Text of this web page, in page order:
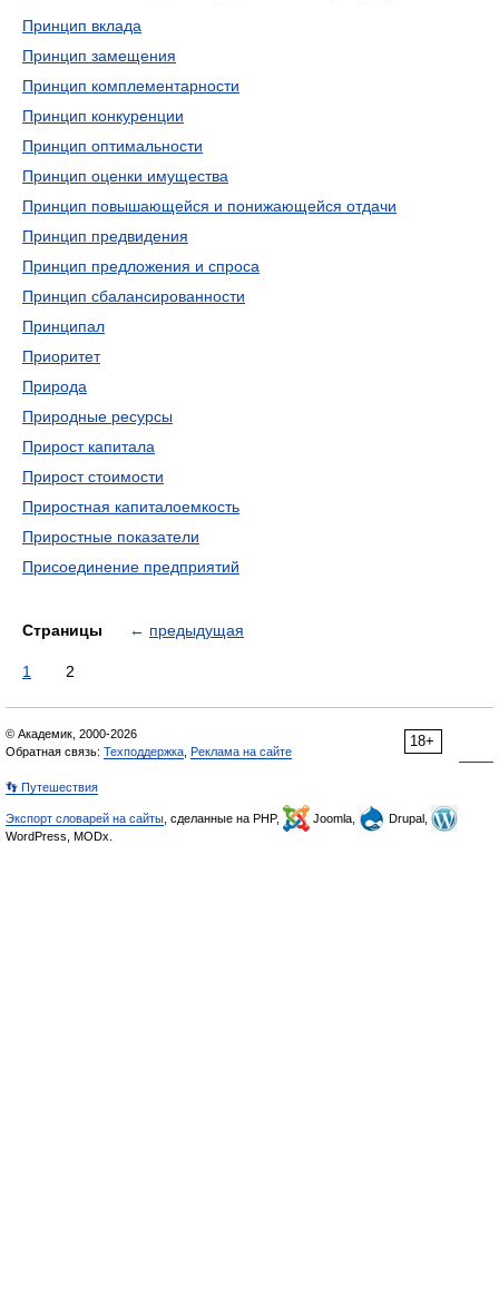
Принцип вклада
Принцип замещения
Принцип комплементарности
Принцип конкуренции
Принцип оптимальности
Принцип оценки имущества
Принцип повышающейся и понижающейся отдачи
Принцип предвидения
Принцип предложения и спроса
Принцип сбалансированности
Принципал
Приоритет
Природа
Природные ресурсы
Прирост капитала
Прирост стоимости
Приростная капиталоемкость
Приростные показатели
Присоединение предприятий
Страницы ← предыдущая
1 2
18+
© Академик, 2000-2026
Обратная связь: Техподдержка Реклама на сайте
👣 Путешествия
Экспорт словарей на сайты , сделанные на PHP, Joomla,
Drupal,
WordPress, MODx.